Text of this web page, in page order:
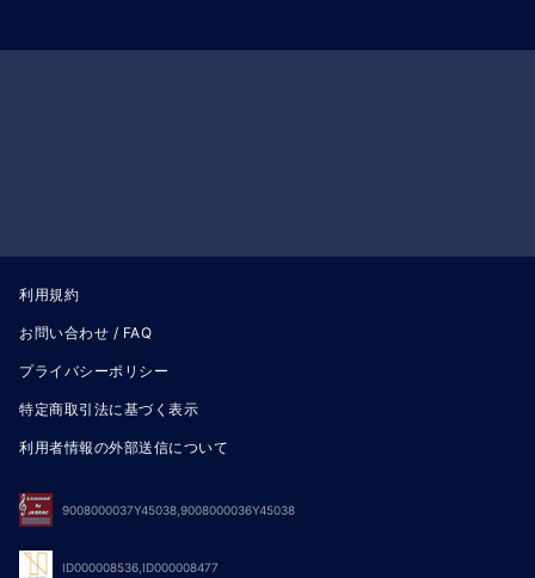
利用規約
お問い合わせ / FAQ
プライバシーポリシー
特定商取引法に基づく表示
利用者情報の外部送信について
9008000037Y45038,9008000036Y45038
ID000008536,ID000008477